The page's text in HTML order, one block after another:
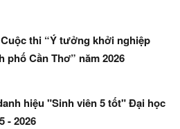
thi “Ý tưởng khởi nghiệp
phố Cần Thơ” năm 2026
hiệu "Sinh viên 5 tốt" Đại học
- 2026